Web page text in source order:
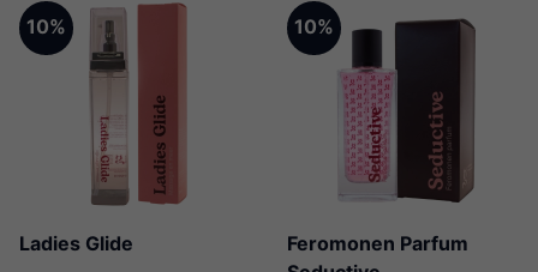
10%
Ladies Glide
10%
Feromonen Parfum